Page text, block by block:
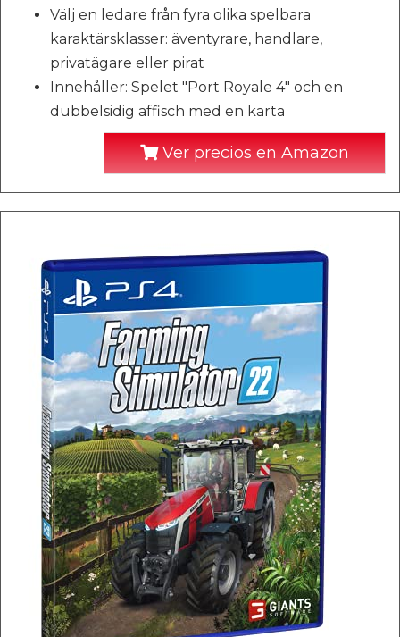
Välj en ledare från fyra olika spelbara
karaktärsklasser: äventyrare, handlare,
privatägare eller pirat
Innehåller: Spelet "Port Royale 4" och en
dubbelsidig affisch med en karta
Ver precios en Amazon